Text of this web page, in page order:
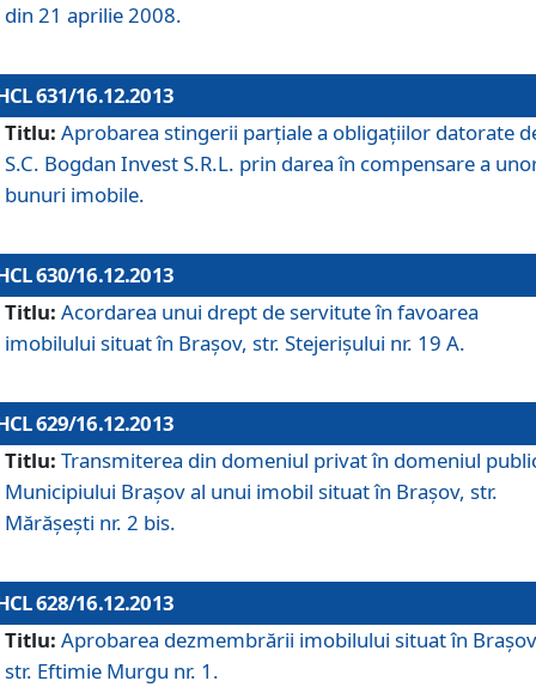
din 21 aprilie 2008.
631/16.12.2013
Titlu: Aprobarea stingerii parţiale a obligaţiilor datorate
S.C. Bogdan Invest S.R.L. prin darea în compensare a
bunuri imobile.
630/16.12.2013
Titlu: Acordarea unui drept de servitute în favoarea
imobilului situat în Braşov, str. Stejerişului nr. 19 A.
629/16.12.2013
Titlu: Transmiterea din domeniul privat în domeniul
Municipiului Braşov al unui imobil situat în Braşov, str.
Mărăşeşti nr. 2 bis.
628/16.12.2013
Titlu: Aprobarea dezmembrării imobilului situat în
str. Eftimie Murgu nr. 1.